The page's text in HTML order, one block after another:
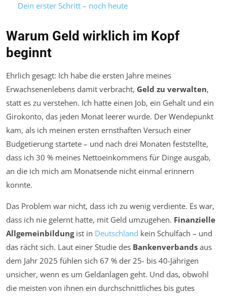
Dein erster Schritt – noch heute
Warum Geld wirklich im Kopf
beginnt
Ehrlich gesagt: Ich habe die ersten Jahre meines
Erwachsenenlebens damit verbracht, Geld zu verwalten,
statt es zu verstehen. Ich hatte einen Job, ein Gehalt und ein
Girokonto, das jeden Monat leerer wurde. Der Wendepunkt
kam, als ich meinen ersten ernsthaften Versuch einer
Budgetierung startete – und nach drei Monaten feststellte,
dass ich 30 % meines Nettoeinkommens für Dinge ausgab,
an die ich mich am Monatsende nicht einmal erinnern
konnte.
Das Problem war nicht, dass ich zu wenig verdiente. Es war,
dass ich nie gelernt hatte, mit Geld umzugehen. Finanzielle
Allgemeinbildungist in Deutschland kein Schulfach – und
das rächt sich. Laut einer Studie des Bankenverbands aus
dem Jahr 2025 fühlen sich 67 % der 25- bis 40-Jährigen
unsicher, wenn es um Geldanlagen geht. Und das, obwohl
die meisten von ihnen ein durchschnittliches bis gutes